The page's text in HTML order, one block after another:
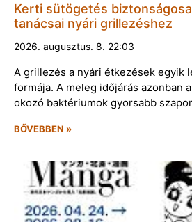
Kerti sütögetés
tanácsai nyári grillezéshez
2026. augusztus. 8. 22:03
A grillezés a nyári étkezések egyik
formája. A meleg időjárás azonban
okozó baktériumok gyorsabb
BŐVEBBEN »